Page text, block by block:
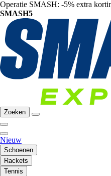
Operatie SMASH: -5% extra
SMASH5
Zoeken
Nieuw
Schoenen
Rackets
Tennis